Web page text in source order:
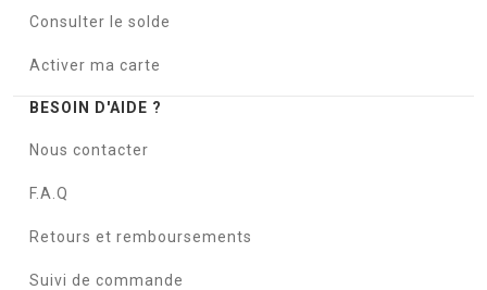
Consulter le solde
Activer ma carte
BESOIN D'AIDE ?
Nous contacter
F.A.Q
Retours et remboursements
Suivi de commande